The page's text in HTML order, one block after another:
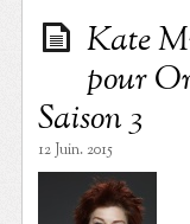
Kate
pour
Saison 3
12 Juin. 2015